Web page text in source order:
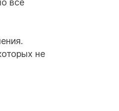
все
не